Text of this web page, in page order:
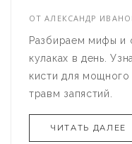
ОТАЛЕКСАНДР
Разбираем мифы и
кулаках в день.
кисти для
травм запястий.
ЧИТАТЬ ДАЛЕЕ